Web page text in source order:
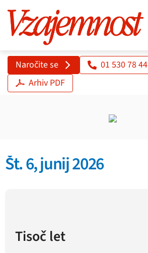
Naročite se
01 530 78 44
Arhiv PDF
Št. 6, junij 2026
Tisoč let